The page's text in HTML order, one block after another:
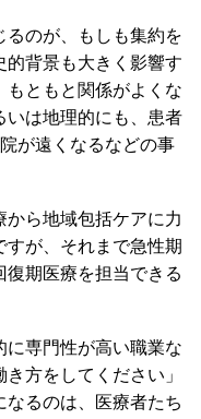
るのが、もしも集約を
背景も大きく影響す
もともと関係がよくな
いは地理的にも、患者
が遠くなるなどの事
から地域包括ケアに力
すが、それまで急性期
復期医療を担当できる
に専門性が高い職業な
方をしてください」
なるのは、医療者たち